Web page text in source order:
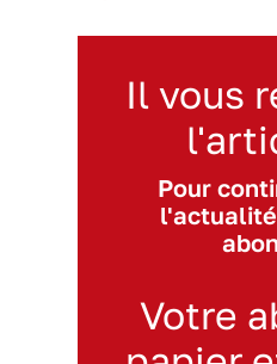
Il vous
Pour
Votre